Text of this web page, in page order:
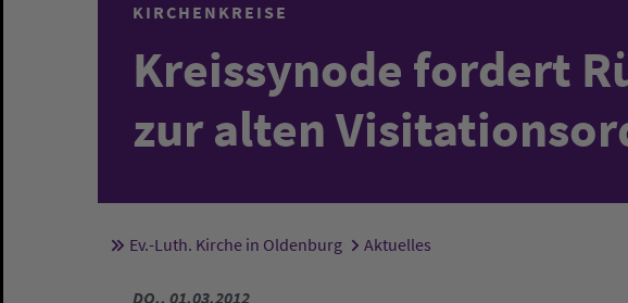
KIRCHENKREISE
Kreissynode fordert
zur alten
Sie sind hier:
Ev.-Luth. Kirche in Oldenburg Aktuelles
DO., 01.03.2012